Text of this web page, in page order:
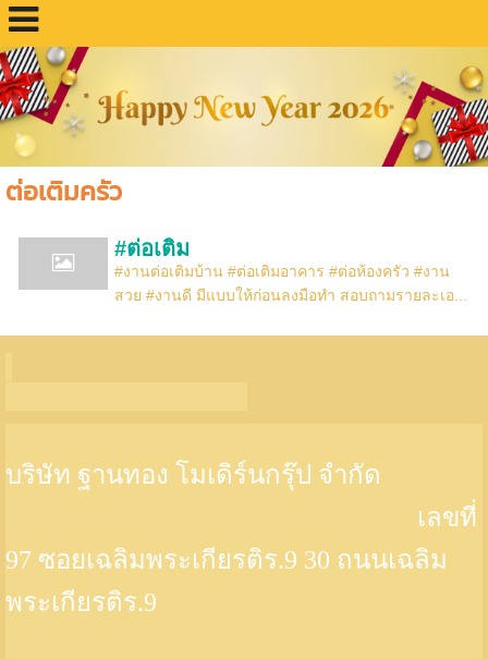
ต่อเติมครัว
#ต่อเติม
#งานต่อเติมบ้าน #ต่อเติมอาคาร #ต่อห้องครัว #งาน
สวย #งานดี มีแบบให้ก่อนลงมือทำ สอบถามรายละเอ...
บริษัท ฐานทอง โมเดิร์นกรุ๊ป จำกัด
เลขที่
97 ซอยเฉลิมพระเกียรติร.9 30 ถนนเฉลิม
พระเกียรติร.9